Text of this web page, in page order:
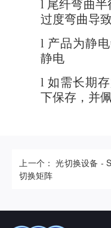
l 尾纤弯曲
过度弯曲导
l 产品为静
静电
l 如需长期
下保存，并
上一个： 光切换设备 -
切换矩阵